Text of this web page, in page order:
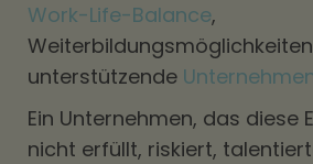
Work-Life-Balance,
unterstützende
Ein Unternehmen, das diese
nicht erfüllt, riskiert,